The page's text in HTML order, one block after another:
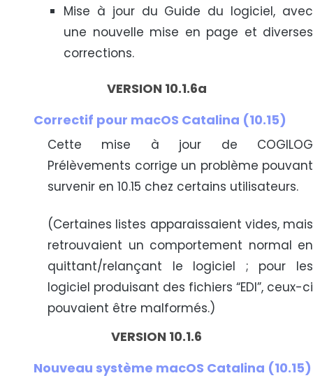
Mise à jour du Guide du logiciel, avec
une nouvelle mise en page et diverses
corrections.
VERSION 10.1.6a
Correctif pour macOS Catalina (10.15)
Cette mise à jour de COGILOG
Prélèvements corrige un problème pouvant
survenir en 10.15 chez certains utilisateurs.
(Certaines listes apparaissaient vides, mais
retrouvaient un comportement normal en
quittant/relançant le logiciel ; pour les
logiciel produisant des fichiers “EDI”, ceux-ci
pouvaient être malformés.)
VERSION 10.1.6
Nouveau système macOS Catalina (10.15)